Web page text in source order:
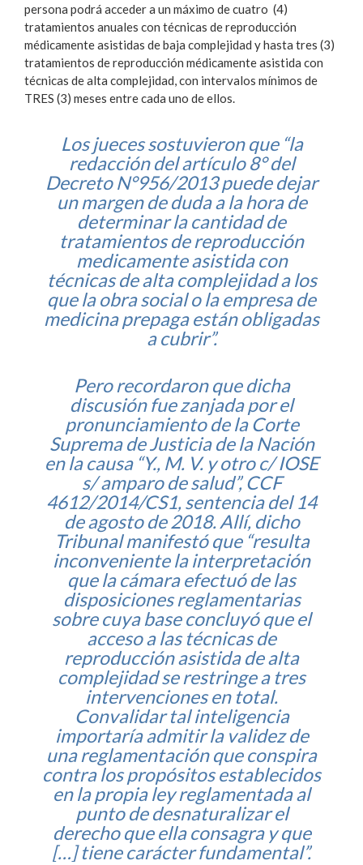
persona podrá acceder a un máximo de cuatro (4)
tratamientos anuales con técnicas de reproducción
médicamente asistidas de baja complejidad y hasta tres (3)
tratamientos de reproducción médicamente asistida con
técnicas de alta complejidad, con intervalos mínimos de
TRES (3) meses entre cada uno de ellos.
Los jueces sostuvieron que “la
redacción del artículo 8° del
Decreto N°956/2013 puede dejar
un margen de duda a la hora de
determinar la cantidad de
tratamientos de reproducción
medicamente asistida con
técnicas de alta complejidad a los
que la obra social o la empresa de
medicina prepaga están obligadas
a cubrir”.
Pero recordaron que dicha
discusión fue zanjada por el
pronunciamiento de la Corte
Suprema de Justicia de la Nación
en la causa “Y., M. V. y otro c/ IOSE
s/ amparo de salud”, CCF
4612/2014/CS1, sentencia del 14
de agosto de 2018. Allí, dicho
Tribunal manifestó que “resulta
inconveniente la interpretación
que la cámara efectuó de las
disposiciones reglamentarias
sobre cuya base concluyó que el
acceso a las técnicas de
reproducción asistida de alta
complejidad se restringe a tres
intervenciones en total.
Convalidar tal inteligencia
importaría admitir la validez de
una reglamentación que conspira
contra los propósitos establecidos
en la propia ley reglamentada al
punto de desnaturalizar el
derecho que ella consagra y que
[…] tiene carácter fundamental”.